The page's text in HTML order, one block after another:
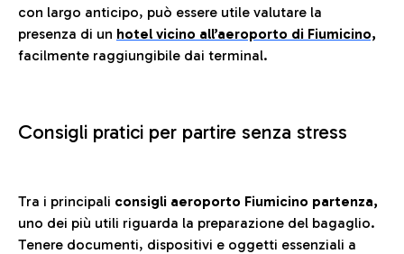
con largo anticipo, può essere utile valutare la
presenza di un hotel vicino all’aeroporto di Fiumicino,
facilmente raggiungibile dai terminal.
Consigli pratici per partire senza stress
Tra i principali consigli aeroporto Fiumicino partenza,
uno dei più utili riguarda la preparazione del bagaglio.
Tenere documenti, dispositivi e oggetti essenziali a